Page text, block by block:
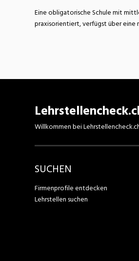
Eine obligatorische Schule mit
praxisorientiert, verfügst über eine
Willkommen bei
SUCHEN
Firmenprofile entdecken
Lehrstellen suchen